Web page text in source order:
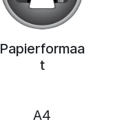
Papierformaa
t
A4